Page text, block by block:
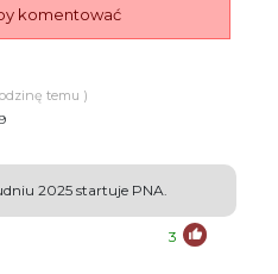
komentować
temu )
2025 startuje PNA.
3